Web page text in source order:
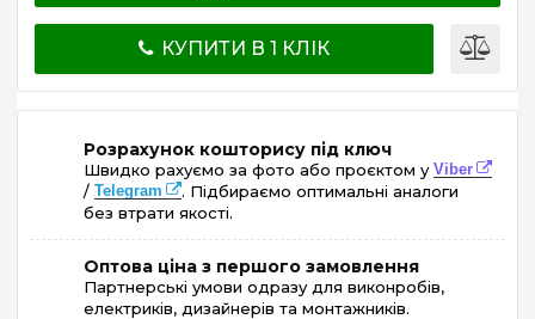
КУПИТИ В 1 КЛІК
Розрахунок кошторису під ключ
Швидко рахуємо за фото або проєктом у Viber
/ Telegram
. Підбираємо оптимальні аналоги
без втрати якості.
Оптова ціна з першого замовлення
Партнерські умови одразу для виконробів,
електриків, дизайнерів та монтажників.